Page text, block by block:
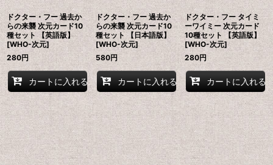
ドクター・フー 過去か
らの来襲 次元カード10
種セット 【英語版】
[WHO-次元]
280円
カートに入れる
ドクター・フー 過去か
らの来襲 次元カード10
種セット 【日本語版】
[WHO-次元]
580円
カートに入れる
ドクター・フー タイミ
ーワイミー 次元カード
10種セット 【英語版】
[WHO-次元]
280円
カートに入れる